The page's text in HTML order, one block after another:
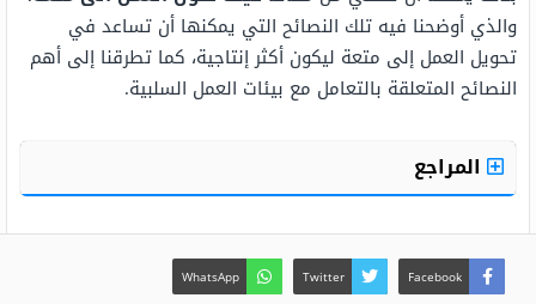
والذي أوضحنا فيه تلك النصائح التي يمكنها أن تساعد في
تحويل العمل إلى متعة ليكون أكثر إنتاجية، كما تطرقنا إلى أهم
النصائح المتعلقة بالتعامل مع بيئات العمل السلبية.
المراجع
Facebook
Twitter
WhatsApp